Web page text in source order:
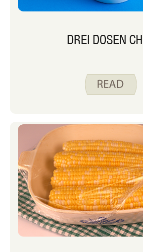
DREI DOSEN